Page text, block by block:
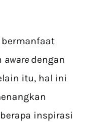
aware dengan
itu, hal ini
inspirasi